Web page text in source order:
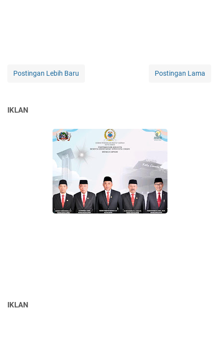
Postingan Lebih Baru Postingan Lama
IKLAN
IKLAN